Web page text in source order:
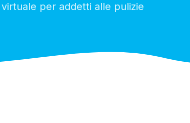
per addetti alle pulizie